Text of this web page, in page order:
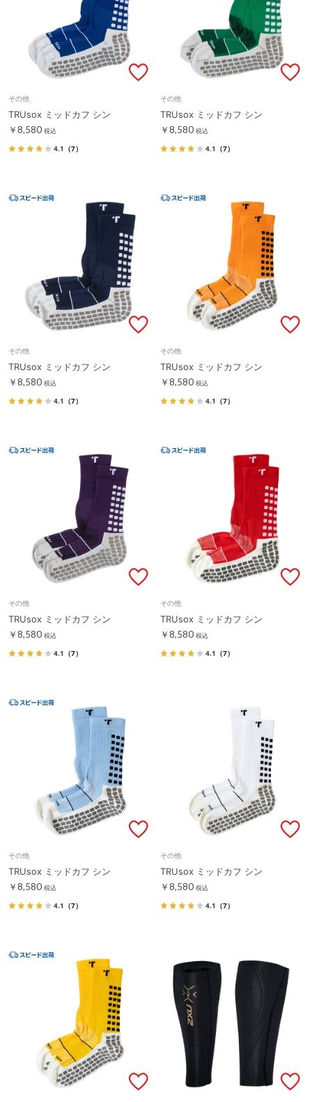
その他
TRUsox ミッドカフ シン
￥8,580 税込
4.1 （7）
その他
TRUsox ミッドカフ シン
￥8,580 税込
4.1 （7）
その他
TRUsox ミッドカフ シン
￥8,580 税込
4.1 （7）
その他
TRUsox ミッドカフ シン
￥8,580 税込
4.1 （7）
その他
TRUsox ミッドカフ シン
￥8,580 税込
4.1 （7）
その他
TRUsox ミッドカフ シン
￥8,580 税込
4.1 （7）
その他
TRUsox ミッドカフ シン
￥8,580 税込
4.1 （7）
その他
TRUsox ミッドカフ シン
￥8,580 税込
4.1 （7）